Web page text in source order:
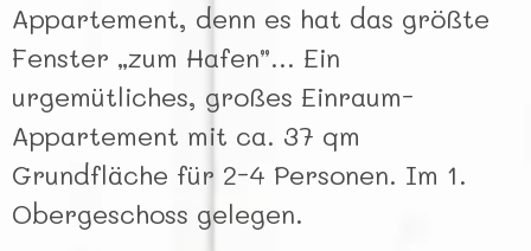
Appartement, denn es hat das größte
Fenster „zum Hafen”… Ein
urgemütliches, großes Einraum-
Appartement mit ca. 37 qm
Grundfläche für 2-4 Personen. Im 1.
Obergeschoss gelegen.